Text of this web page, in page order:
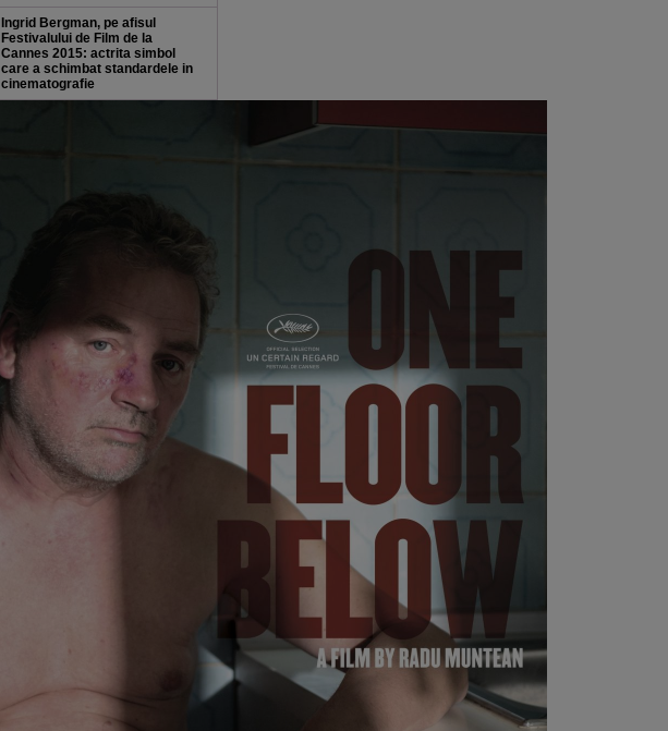
Ingrid Bergman, pe afisul
Festivalului de Film de la
Cannes 2015: actrita simbol
care a schimbat standardele in
cinematografie